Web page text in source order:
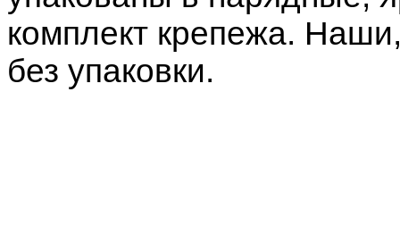
комплект крепежа.
без упаковки.